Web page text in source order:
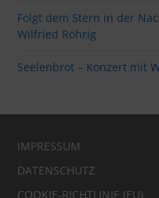
Folgt dem Stern in der
Wilfried Röhrig
Seelenbrot – Konzert mit
IMPRESSUM
DATENSCHUTZ
COOKIE-RICHTLINIE (EU)